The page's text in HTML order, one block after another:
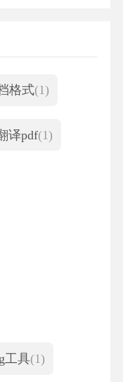
格式(1)
译pdf(1)
工具(1)